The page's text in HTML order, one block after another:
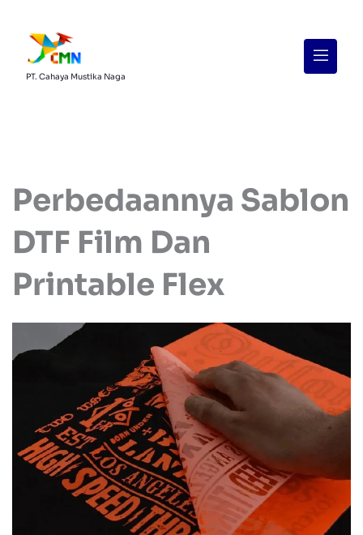
PT. Cahaya Mustika Naga
Menu
Perbedaannya Sablon
DTF Film Dan
Printable Flex